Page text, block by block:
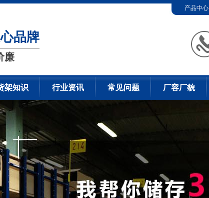
产品中心
品牌
廉
架知识 行业资讯 常见问题 厂容厂貌